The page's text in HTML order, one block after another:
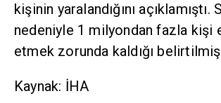
kişinin yaralandığını açıklamıştı.
nedeniyle 1 milyondan fazla kişi
etmek zorunda kaldığı
Kaynak: İHA